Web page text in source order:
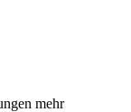
mehr